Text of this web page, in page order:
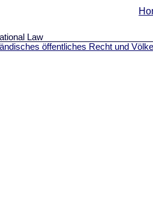
Law
öffentliches Recht und